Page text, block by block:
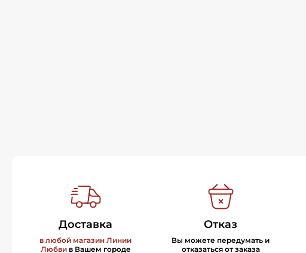
Доставка
в любой магазин Линии
Любвив Вашем городе
Отказ
Вы можете передумать и
отказаться от заказа